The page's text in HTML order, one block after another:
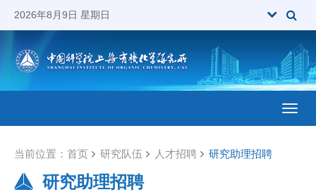
2026年8月9日 星期日
当前位置： 首页 研究队伍 人才招聘 研究助理招聘
研究助理招聘